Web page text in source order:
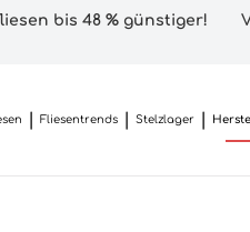
bis 48 % günstiger!
Fliesentrends Stelzlager